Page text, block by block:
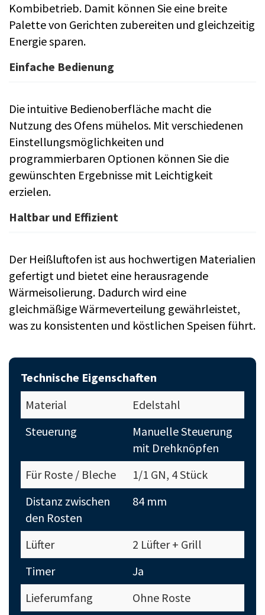
Kombibetrieb. Damit können Sie eine breite
Palette von Gerichten zubereiten und gleichzeitig
Energie sparen.
Einfache Bedienung
Die intuitive Bedienoberfläche macht die
Nutzung des Ofens mühelos. Mit verschiedenen
Einstellungsmöglichkeiten und
programmierbaren Optionen können Sie die
gewünschten Ergebnisse mit Leichtigkeit
erzielen.
Haltbar und Effizient
Der Heißluftofen ist aus hochwertigen Materialien
gefertigt und bietet eine herausragende
Wärmeisolierung. Dadurch wird eine
gleichmäßige Wärmeverteilung gewährleistet,
was zu konsistenten und köstlichen Speisen führt.
Technische Eigenschaften
Material
Edelstahl
Steuerung
Manuelle Steuerung
mit Drehknöpfen
Für Roste / Bleche
1/1 GN, 4 Stück
Distanz zwischen
den Rosten
84 mm
Lüfter
2 Lüfter + Grill
Timer
Ja
Lieferumfang
Ohne Roste